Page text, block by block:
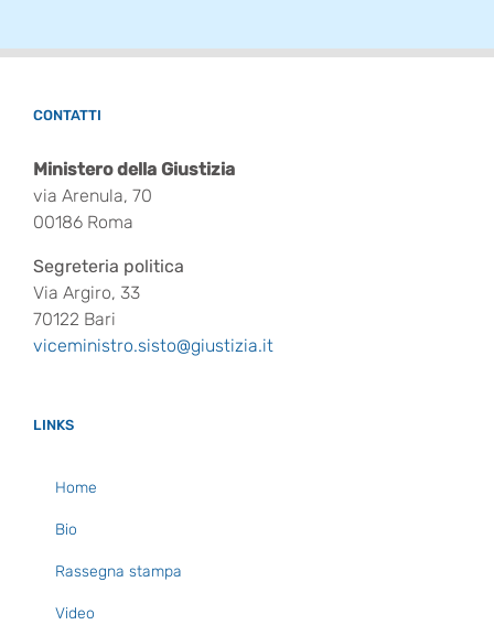
CONTATTI
Ministero della Giustizia
via Arenula, 70
00186 Roma
Segreteria politica
Via Argiro, 33
70122 Bari
viceministro.sisto@giustizia.it
LINKS
Home
Bio
Rassegna stampa
Video